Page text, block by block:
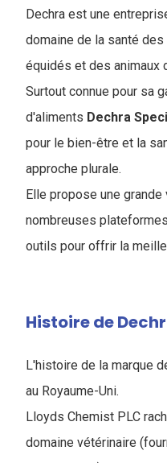
Dechra est une
domaine de la santé
équidés et des animaux
Surtout connue pour sa
d'aliments Dechra
pour le bien-être et la
approche plurale.
Elle propose une
nombreuses
outils pour offrir la
Histoire de
L'histoire de la marque
au Royaume-Uni.
Lloyds Chemist PLC
domaine vétérinaire